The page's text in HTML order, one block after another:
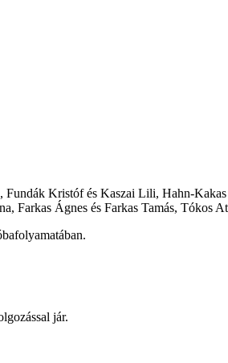
Kristóf és Kaszai Lili, Hahn-
Farkas Ágnes és Farkas Tamás, Tókos
jár.